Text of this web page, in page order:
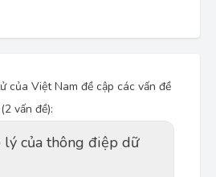
của Việt Nam đề cập các vấn đề
vấn đề):
lý của thông điệp dữ